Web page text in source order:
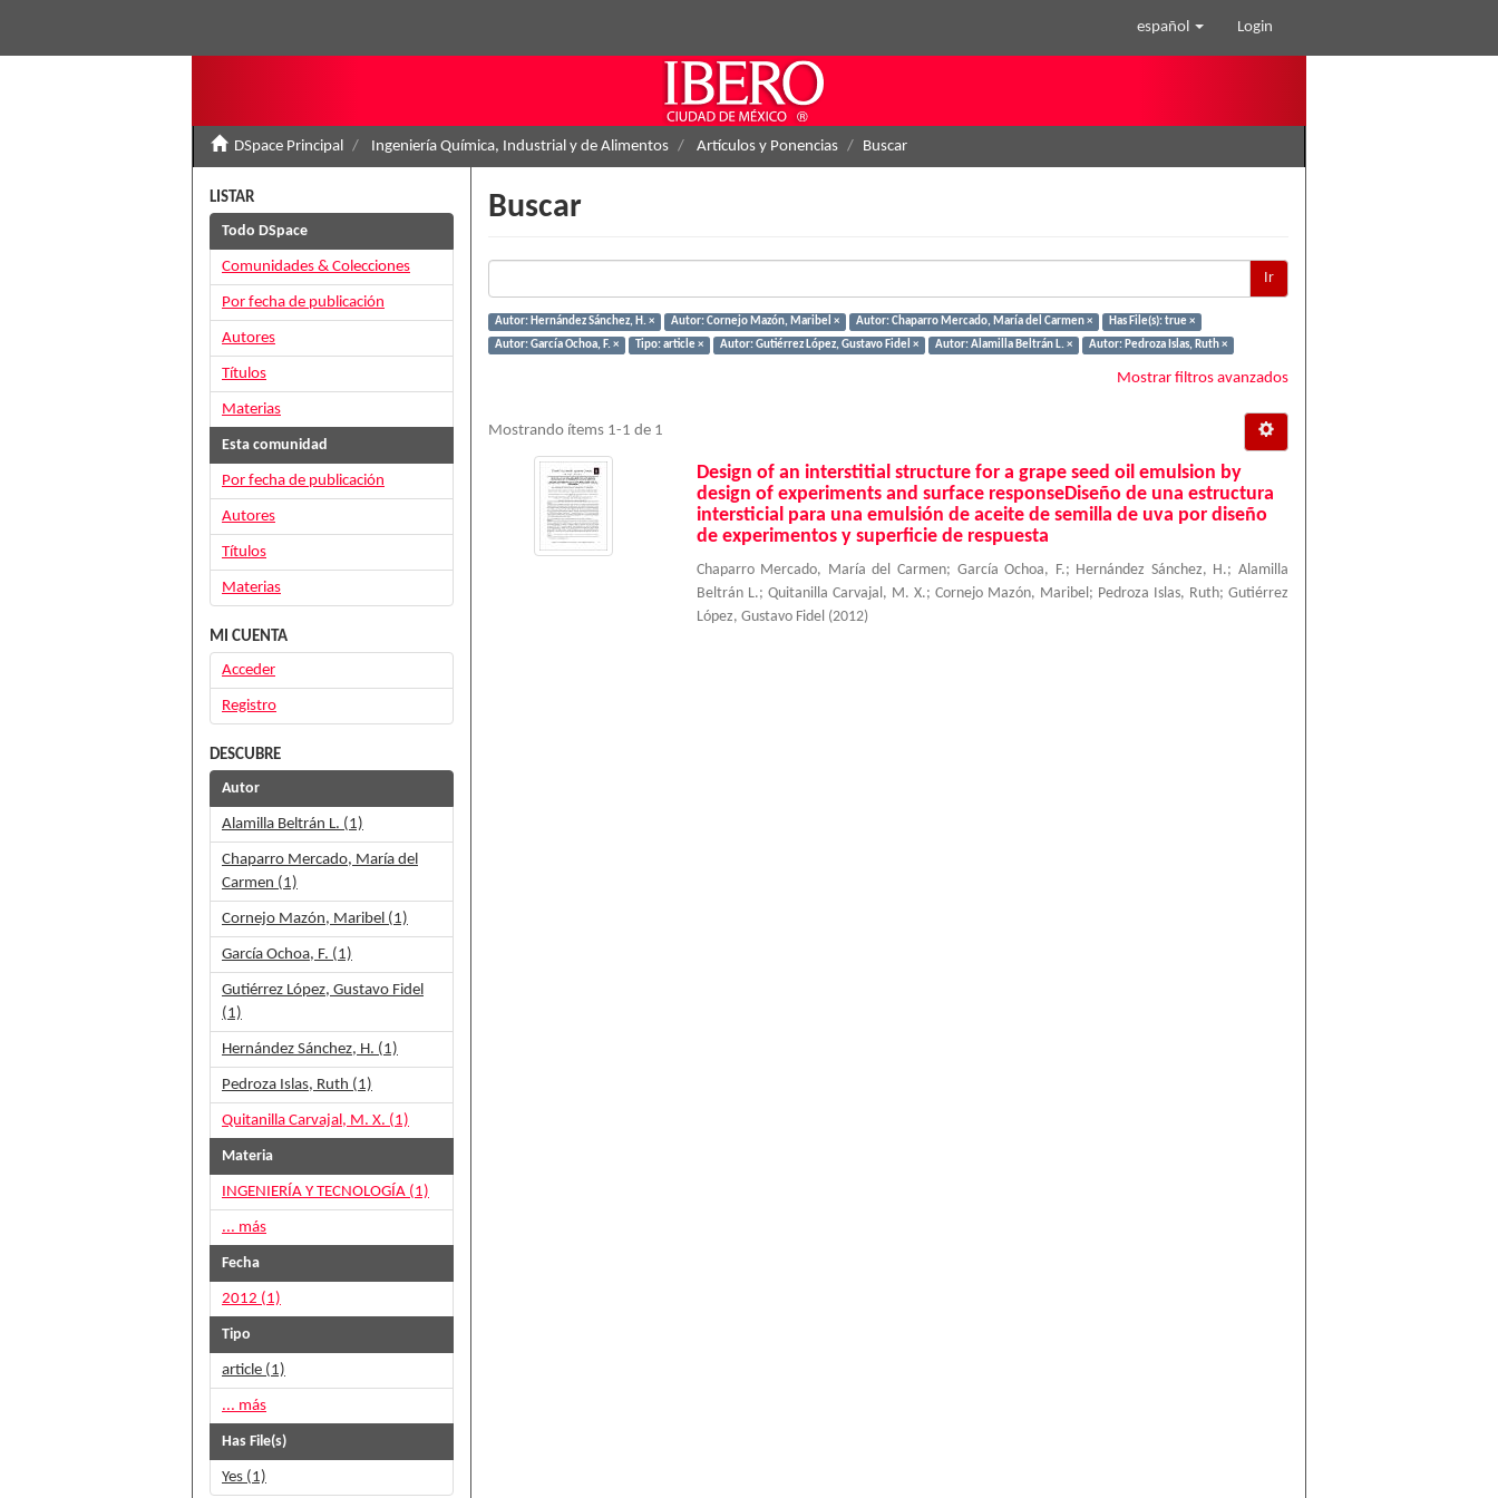
español Login
DSpace Principal Ingeniería Química, Industrial y de Alimentos Artículos y Ponencias Buscar
Buscar
Ir
Autor: Hernández Sánchez, H. × Autor: Cornejo Mazón, Maribel × Autor: Chaparro Mercado, María del Carmen ×
Has File(s): true ×
Autor: García Ochoa, F. ×
Tipo: article × Autor: Gutiérrez López, Gustavo Fidel × Autor: Alamilla Beltrán L. × Autor: Pedroza Islas, Ruth ×
Mostrar filtros avanzados
Mostrando ítems 1-1 de 1
Design of an interstitial structure for a grape seed oil emulsion by
design of experiments and surface responseDiseño de una estructura
intersticial para una emulsión de aceite de semilla de uva por diseño
de experimentos y superficie de respuesta
Chaparro Mercado, María del Carmen; García Ochoa, F.; Hernández Sánchez, H.;Alamilla
Beltrán L.; Quitanilla Carvajal, M. X.; Cornejo Mazón, Maribel ; Pedroza Islas, Ruth; Gutiérrez
López, Gustavo Fidel (2012)
LISTAR
Todo DSpace
Comunidades & Colecciones
Por fecha de publicación
Autores
Títulos
Materias
Esta comunidad
Por fecha de publicación
Autores
Títulos
Materias
MI CUENTA
Acceder
Registro
DESCUBRE
Autor
Alamilla Beltrán L. (1)
Chaparro Mercado, María del
Carmen (1)
Cornejo Mazón, Maribel (1)
García Ochoa, F. (1)
Gutiérrez López, Gustavo Fidel
(1)
Hernández Sánchez, H. (1)
Pedroza Islas, Ruth (1)
Quitanilla Carvajal, M. X. (1)
Materia
INGENIERÍA Y TECNOLOGÍA (1)
... más
Fecha
2012 (1)
Tipo
article (1)
... más
Has File(s)
Yes (1)